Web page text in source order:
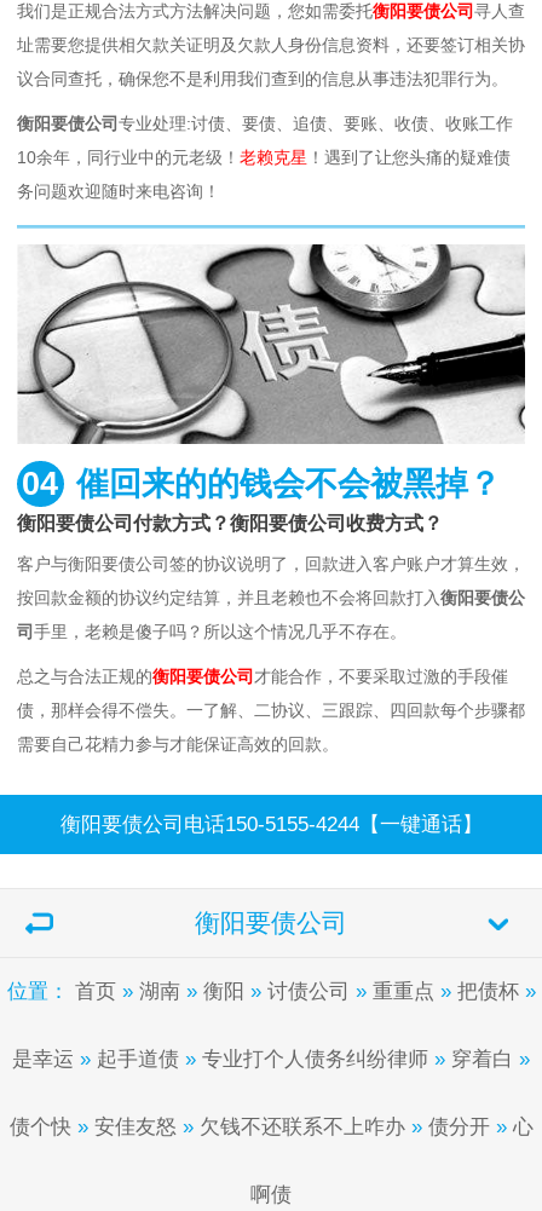
我们是正规合法方式方法解决问题，您如需委托衡阳要债公司寻人查
址需要您提供相欠款关证明及欠款人身份信息资料，还要签订相关协
议合同查托，确保您不是利用我们查到的信息从事违法犯罪行为。
衡阳要债公司专业处理:讨债、要债、追债、要账、收债、收账工作
10余年，同行业中的元老级！ 老赖克星 ！遇到了让您头痛的疑难债
务问题欢迎随时来电咨询！
04 催回来的的钱会不会被黑掉？
衡阳要债公司付款方式？衡阳要债公司收费方式？
客户与衡阳要债公司签的协议说明了，回款进入客户账户才算生效，
按回款金额的协议约定结算，并且老赖也不会将回款打入衡阳要债公
司手里，老赖是傻子吗？所以这个情况几乎不存在。
总之与合法正规的衡阳要债公司 才能合作，不要采取过激的手段催
债，那样会得不偿失。一了解、二协议、三跟踪、四回款每个步骤都
需要自己花精力参与才能保证高效的回款。
衡阳要债公司电话150-5155-4244【一键通话】
衡阳要债公司
位置： 首页» 湖南» 衡阳 » 讨债公司 » 重重点 » 把债杯»
是幸运 » 起手道债 » 专业打个人债务纠纷律师 » 穿着白 »
债个快» 安佳友怒 » 欠钱不还联系不上咋办» 债分开» 心
啊债